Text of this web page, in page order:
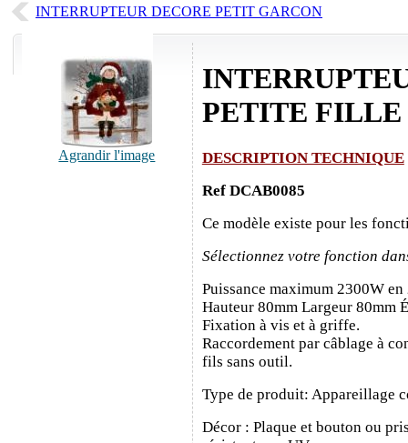
INTERRUPTEUR DECORE PETIT GARCON
Agrandir l'image
PETITE FILLE
DESCRIPTION TECHNIQUE
Ref DCAB0085
Ce modèle existe pour les
Sélectionnez votre fonction
Puissance maximum 2300W
Hauteur 80mm Largeur 80mm
Fixation à vis et à griffe.
Raccordement par câblage à
fils sans outil.
Type de produit: Appareillage
Décor : Plaque et bouton ou